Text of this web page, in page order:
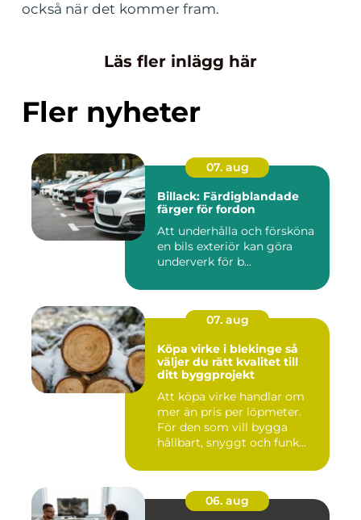
också när det kommer fram.
Läs fler inlägg här
Fler nyheter
07. aug
Billack: Färdigblandade
färger för fordon
Att underhålla och försköna
en bils exteriör kan göra
underverk för b...
07. aug
Köpa virke i blekinge så
väljer du rätt kvalitet till
ditt byggprojekt
Att köpa virke handlar om
mer än pris per löpmeter.
För den som vill bygga
hållbart, snyggt och funk...
06. aug